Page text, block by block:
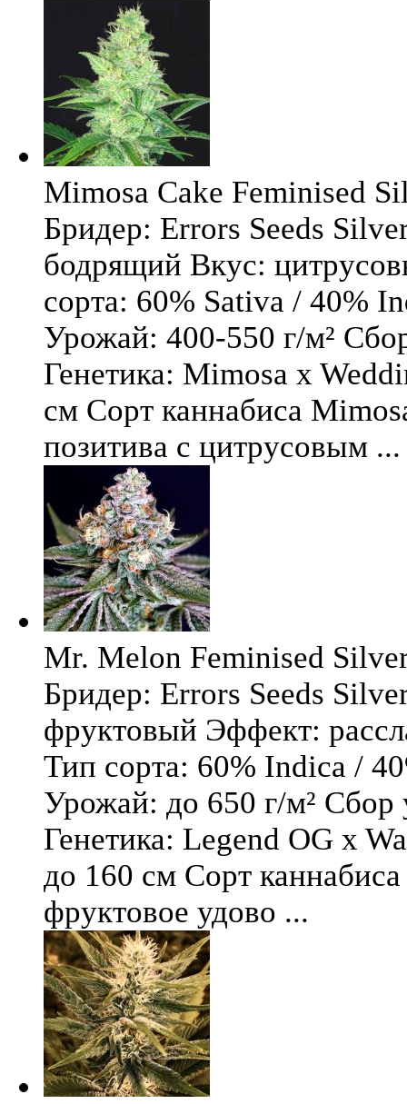
Mimosa Cake Feminised
Бридер: Errors Seeds
бодрящий Вкус:
сорта: 60% Sativa / 40%
Урожай: 400-550 г/м²
Генетика: Mimosa x
см Сорт каннабиса
позитива с цитрусовым ...
Mr. Melon Feminised
Бридер: Errors Seeds
фруктовый Эффект:
Тип сорта: 60% Indica /
Урожай: до 650 г/м² Сбор
Генетика: Legend OG x
до 160 см Сорт
фруктовое удово ...